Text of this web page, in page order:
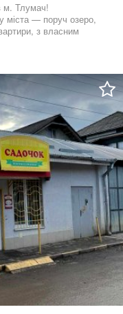
м. Тлумач!
міста — поруч озеро,
з власним
- Санвузол
всі комунікації
- Є великий балкон,
під город і сад. -
Зручне,
природу і власний